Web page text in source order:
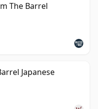
The Barrel
Japanese